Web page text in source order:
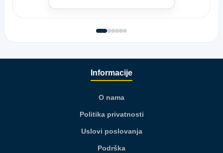
Informacije
O nama
Politika privatnosti
Uslovi poslovanja
Podrška